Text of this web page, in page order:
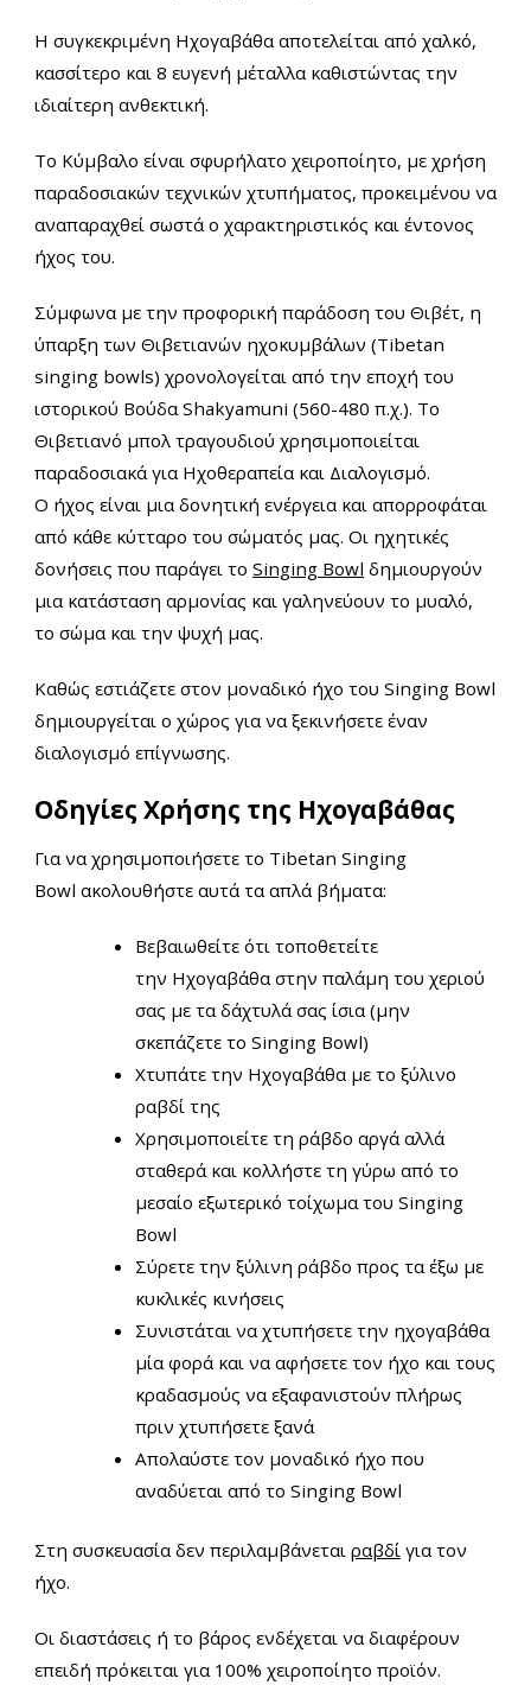
Η συγκεκριμένη Ηχογαβάθα αποτελείται από χαλκό,
κασσίτερο και 8 ευγενή μέταλλα καθιστώντας την
ιδιαίτερη ανθεκτική.
Το Κύμβαλο είναι σφυρήλατο χειροποίητο, με χρήση
παραδοσιακών τεχνικών χτυπήματος, προκειμένου να
αναπαραχθεί σωστά ο χαρακτηριστικός και έντονος
ήχος του.
Σύμφωνα με την προφορική παράδοση του Θιβέτ, η
ύπαρξη των Θιβετιανών ηχοκυμβάλων (Tibetan
singing bowls) χρονολογείται από την εποχή του
ιστορικού Βούδα Shakyamuni (560-480 π.χ.). Το
Θιβετιανό μπολ τραγουδιού χρησιμοποιείται
παραδοσιακά για Ηχοθεραπεία και Διαλογισμό.
Ο ήχος είναι μια δονητική ενέργεια και απορροφάται
από κάθε κύτταρο του σώματός μας. Οι ηχητικές
δονήσεις που παράγει το Singing Bowl δημιουργούν
μια κατάσταση αρμονίας και γαληνεύουν το μυαλό,
το σώμα και την ψυχή μας.
Καθώς εστιάζετε στον μοναδικό ήχο του Singing Bowl
δημιουργείται ο χώρος για να ξεκινήσετε έναν
διαλογισμό επίγνωσης.
Οδηγίες Χρήσης της Ηχογαβάθας
Για να χρησιμοποιήσετε το Tibetan Singing
Bowl ακολουθήστε αυτά τα απλά βήματα:
Βεβαιωθείτε ότι τοποθετείτε
την Ηχογαβάθα στην παλάμη του χεριού
σας με τα δάχτυλά σας ίσια (μην
σκεπάζετε το Singing Bowl)
Χτυπάτε την Ηχογαβάθα με το ξύλινο
ραβδί της
Χρησιμοποιείτε τη ράβδο αργά αλλά
σταθερά και κολλήστε τη γύρω από το
μεσαίο εξωτερικό τοίχωμα του Singing
Bowl
Σύρετε την ξύλινη ράβδο προς τα έξω με
κυκλικές κινήσεις
Συνιστάται να χτυπήσετε την ηχογαβάθα
μία φορά και να αφήσετε τον ήχο και τους
κραδασμούς να εξαφανιστούν πλήρως
πριν χτυπήσετε ξανά
Απολαύστε τον μοναδικό ήχο που
αναδύεται από το Singing Bowl
Στη συσκευασία δεν περιλαμβάνεται ραβδί για τον
ήχο.
Οι διαστάσεις ή το βάρος ενδέχεται να διαφέρουν
επειδή πρόκειται για 100% χειροποίητο προϊόν.